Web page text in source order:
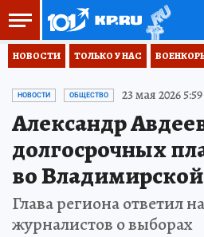
НОВОСТИ ТОЛЬКО У НАС
НОВОСТИ ОБЩЕСТВО 23 мая 2026 5:59
Александр
долгосрочных
во
Глава региона ответил
журналистов о выборах